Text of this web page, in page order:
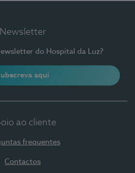
Newsletter
do Hospital da Luz?
aqui
ao cliente
frequentes
Contactos